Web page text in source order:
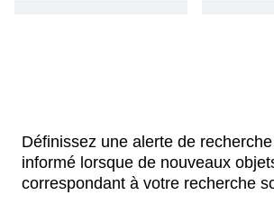
Définissez une alerte de
informé lorsque de nouveaux
correspondant à votre recherche